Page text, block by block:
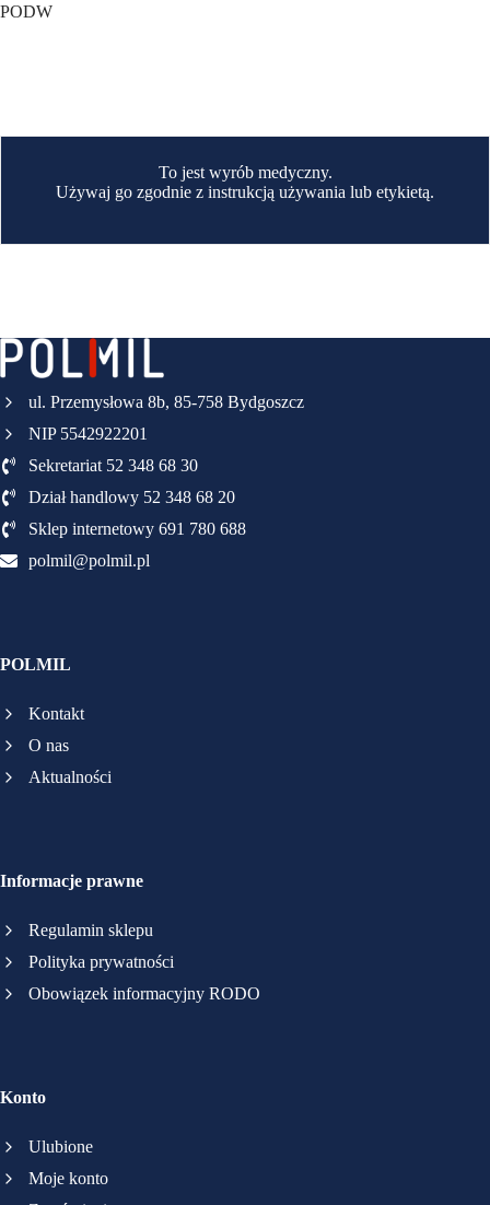
PODW
To jest wyrób medyczny.
Używaj go zgodnie z instrukcją używania lub etykietą.
ul. Przemysłowa 8b, 85-758 Bydgoszcz
NIP 5542922201
Sekretariat 52 348 68 30
Dział handlowy 52 348 68 20
Sklep internetowy 691 780 688
polmil@polmil.pl
POLMIL
Kontakt
O nas
Aktualności
Informacje prawne
Regulamin sklepu
Polityka prywatności
Obowiązek informacyjny RODO
Konto
Ulubione
Moje konto